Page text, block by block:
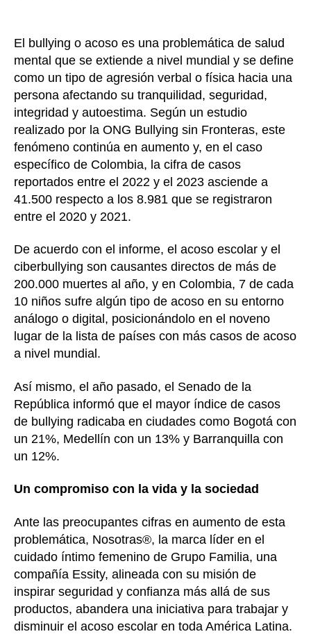
k
r
e
e
s
t
p
r
t
i
r
entrada
de
El bullying o acoso es una problemática de salud
mental que se extiende a nivel mundial y se define
como un tipo de agresión verbal o física hacia una
persona afectando su tranquilidad, seguridad,
integridad y autoestima. Según un estudio
realizado por la ONG Bullying sin Fronteras, este
fenómeno continúa en aumento y, en el caso
específico de Colombia, la cifra de casos
reportados entre el 2022 y el 2023 asciende a
41.500 respecto a los 8.981 que se registraron
entre el 2020 y 2021.
De acuerdo con el informe, el acoso escolar y el
ciberbullying son causantes directos de más de
200.000 muertes al año, y en Colombia, 7 de cada
10 niños sufre algún tipo de acoso en su entorno
análogo o digital, posicionándolo en el noveno
lugar de la lista de países con más casos de acoso
a nivel mundial.
Así mismo, el año pasado, el Senado de la
República informó que el mayor índice de casos
de bullying radicaba en ciudades como Bogotá con
un 21%, Medellín con un 13% y Barranquilla con
un 12%.
Un compromiso con la vida y la sociedad
Ante las preocupantes cifras en aumento de esta
problemática, Nosotras®, la marca líder en el
cuidado íntimo femenino de Grupo Familia, una
compañía Essity, alineada con su misión de
inspirar seguridad y confianza más allá de sus
productos, abandera una iniciativa para trabajar y
disminuir el acoso escolar en toda América Latina.